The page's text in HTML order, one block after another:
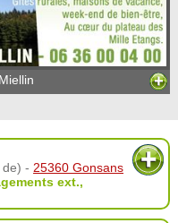
- 25360 Gonsans
ext.,